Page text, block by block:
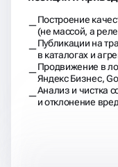
Построение
(не массой, а
Публикации на
в каталогах и
Продвижение в
Яндекс Бизнес,
Анализ и чистка
и отклонение